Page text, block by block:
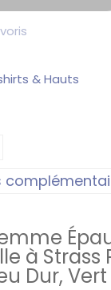
& Hauts
à Strass
Dur,